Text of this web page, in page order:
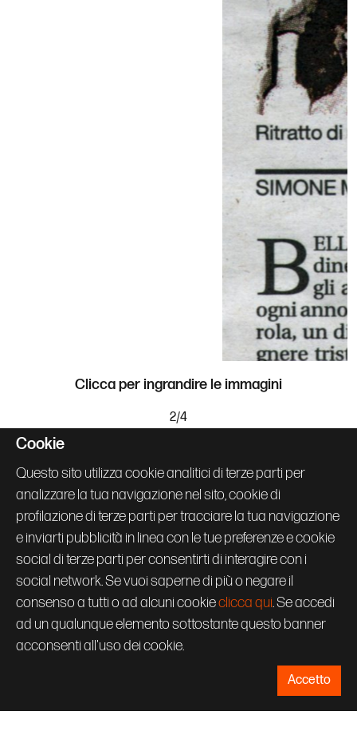
Cookie
Questo sito utilizza cookie analitici di terze parti per
analizzare la tua navigazione nel sito, cookie di
profilazione di terze parti per tracciare la tua navigazione
e inviarti pubblicità in linea con le tue preferenze e cookie
social di terze parti per consentirti di interagire con i
social network. Se vuoi saperne di più o negare il
consenso a tutti o ad alcuni cookieclicca qui. Se accedi
ad un qualunque elemento sottostante questo banner
acconsenti all'uso dei cookie.
Accetto